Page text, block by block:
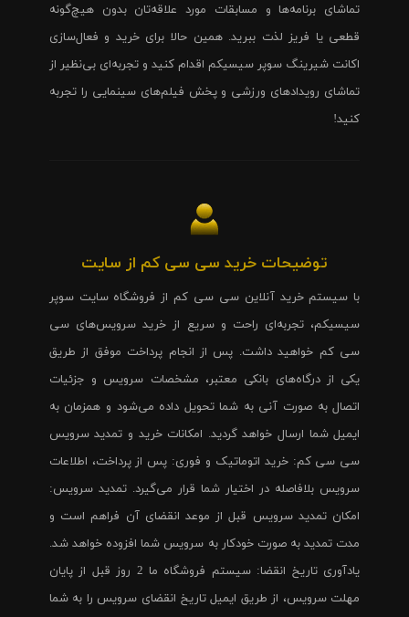
تماشای برنامه‌ها و مسابقات مورد علاقه‌تان بدون هیچ‌گونه
قطعی یا فریز لذت ببرید. همین حالا برای خرید و فعال‌سازی
اکانت شیرینگ سوپر سیسیکم اقدام کنید و تجربه‌ای بی‌نظیر از
تماشای رویدادهای ورزشی و پخش فیلم‌های سینمایی را تجربه
کنید!
توضیحات خرید سی سی کم از سایت
با سیستم خرید آنلاین سی سی کم از فروشگاه سایت سوپر
سیسیکم، تجربه‌ای راحت و سریع از خرید سرویس‌های سی
سی کم خواهید داشت. پس از انجام پرداخت موفق از طریق
یکی از درگاه‌های بانکی معتبر، مشخصات سرویس و جزئیات
اتصال به صورت آنی به شما تحویل داده می‌شود و همزمان به
ایمیل شما ارسال خواهد گردید. امکانات خرید و تمدید سرویس
سی سی کم: خرید اتوماتیک و فوری: پس از پرداخت، اطلاعات
سرویس بلافاصله در اختیار شما قرار می‌گیرد. تمدید سرویس:
امکان تمدید سرویس قبل از موعد انقضای آن فراهم است و
مدت تمدید به صورت خودکار به سرویس شما افزوده خواهد شد.
یادآوری تاریخ انقضا: سیستم فروشگاه ما 2 روز قبل از پایان
مهلت سرویس، از طریق ایمیل تاریخ انقضای سرویس را به شما